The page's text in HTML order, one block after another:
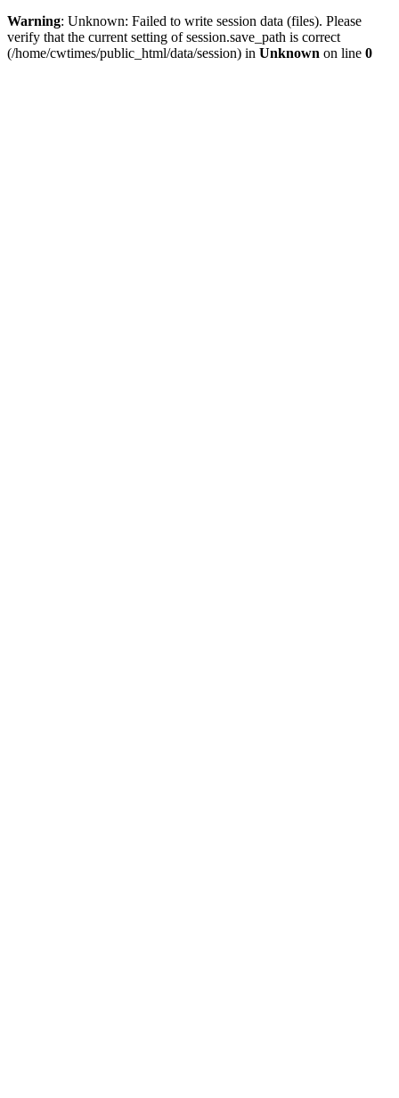
Warning: Unknown: Failed to write session data (files). Please
verify that the current setting of session.save_path is correct
(/home/cwtimes/public_html/data/session) in Unknown on line 0